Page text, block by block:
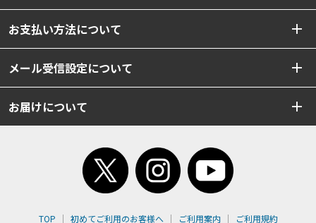
お支払い方法について
メール受信設定について
お届けについて
TOP 初めてご利用のお客様へ ご利用案内 ご利用規約